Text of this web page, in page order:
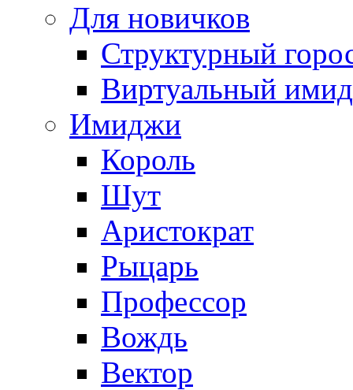
Для новичков
Структурный
Виртуальный
Имиджи
Король
Шут
Аристократ
Рыцарь
Профессор
Вождь
Вектор